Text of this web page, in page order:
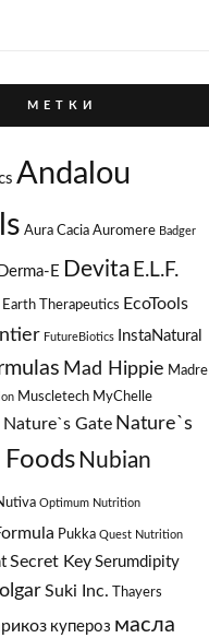
М Е Т К И
Andalou
Aura Cacia Auromere Badger
Derma-E Devita E.L.F.
Earth Therapeutics EcoTools
FutureBiotics InstaNatural
Mad Hippie Madre
Muscletech MyChelle
Nature`s Gate Nature`s
Nubian
Optimum Nutrition
Pukka Quest Nutrition
Secret Key Serumdipity
Suki Inc. Thayers
купероз масла